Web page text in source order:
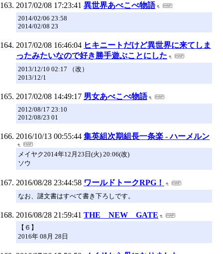
2017/02/08 17:23:41 異世界あべこべ物語
2014/02/06 23:58
2014/02/08 23
2017/02/08 16:46:04 ヒキニートだけど異世界に来てしま
ったみたいなので好き勝手遊ぶことにした
2013/12/10 02:17 （改）
2013/12/1
2017/02/08 14:49:17 男女あべこべ物語
2012/08/17 23:10
2012/08/23 01
2016/10/13 00:55:44 集英組次期組長一条楽 - ハーメルン
メイヤク2014年12月23日(火) 20:06(改)
ソウ
2016/08/28 23:44:58 ワールドトークRPG！
なお、謎文書はすべて書き下ろしです。
2016/08/28 21:59:41 THE NEW GATE
【６】
2016年 08月 28日